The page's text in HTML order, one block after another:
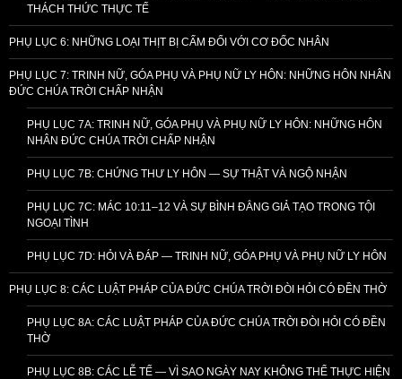
THÁCH THỨC THỰC TẾ
PHỤ LỤC 6: NHỮNG LOẠI THỊT BỊ CẤM ĐỐI VỚI CƠ ĐỐC NHÂN
PHỤ LỤC 7: TRINH NỮ, GÓA PHỤ VÀ PHỤ NỮ LY HÔN: NHỮNG HÔN NHÂN
ĐỨC CHÚA TRỜI CHẤP NHẬN
PHỤ LỤC 7A: TRINH NỮ, GÓA PHỤ VÀ PHỤ NỮ LY HÔN: NHỮNG HÔN
NHÂN ĐỨC CHÚA TRỜI CHẤP NHẬN
PHỤ LỤC 7B: CHỨNG THƯ LY HÔN — SỰ THẬT VÀ NGỘ NHẬN
PHỤ LỤC 7C: MÁC 10:11–12 VÀ SỰ BÌNH ĐẲNG GIẢ TẠO TRONG TỘI
NGOẠI TÌNH
PHỤ LỤC 7D: HỎI VÀ ĐÁP — TRINH NỮ, GÓA PHỤ VÀ PHỤ NỮ LY HÔN
PHỤ LỤC 8: CÁC LUẬT PHÁP CỦA ĐỨC CHÚA TRỜI ĐÒI HỎI CÓ ĐỀN THỜ
PHỤ LỤC 8A: CÁC LUẬT PHÁP CỦA ĐỨC CHÚA TRỜI ĐÒI HỎI CÓ ĐỀN
THỜ
PHỤ LỤC 8B: CÁC LỄ TẾ — VÌ SAO NGÀY NAY KHÔNG THỂ THỰC HIỆN